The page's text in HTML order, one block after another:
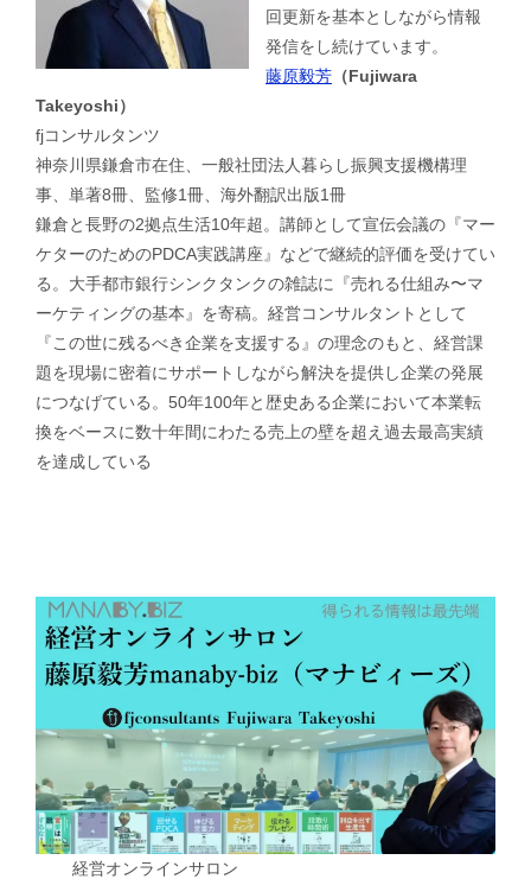
回更新を基本としながら情報
発信をし続けています。
藤原毅芳 （Fujiwara
Takeyoshi）
fjコンサルタンツ
神奈川県鎌倉市在住、一般社団法人暮らし振興支援機構理
事、単著8冊、監修1冊、海外翻訳出版1冊
鎌倉と長野の2拠点生活10年超。講師として宣伝会議の『マー
ケターのためのPDCA実践講座』などで継続的評価を受けてい
る。大手都市銀行シンクタンクの雑誌に『売れる仕組み〜マ
ーケティングの基本』を寄稿。経営コンサルタントとして
『この世に残るべき企業を支援する』の理念のもと、経営課
題を現場に密着にサポートしながら解決を提供し企業の発展
につなげている。50年100年と歴史ある企業において本業転
換をベースに数十年間にわたる売上の壁を超え過去最高実績
を達成している
経営オンラインサロン